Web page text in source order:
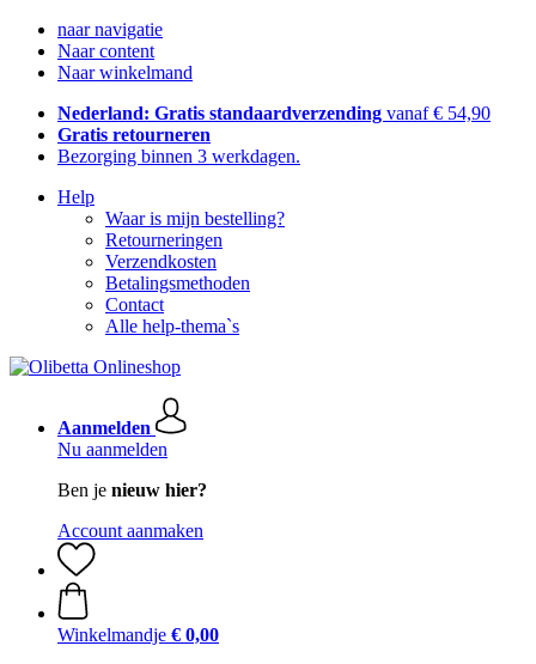
naar navigatie
Naar content
Naar winkelmand
Nederland: Gratis standaardverzending vanaf € 54,90
Gratis retourneren
Bezorging binnen 3 werkdagen.
Help
Waar is mijn bestelling?
Retourneringen
Verzendkosten
Betalingsmethoden
Contact
Alle help-thema`s
Aanmelden
Nu aanmelden
Ben je nieuw hier?
Account aanmaken
Winkelmandje € 0,00